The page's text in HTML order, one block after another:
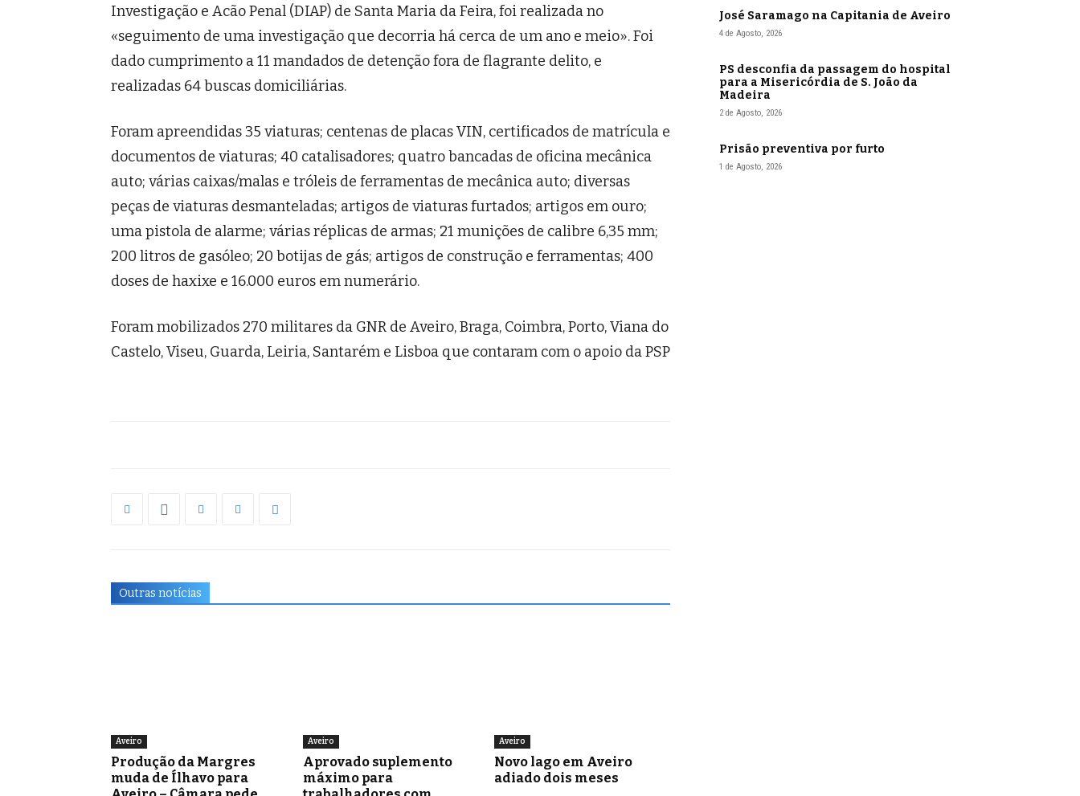
Investigação e Acão Penal (DIAP) de Santa Maria da Feira, foi realizada no
«seguimento de uma investigação que decorria há cerca de um ano e meio». Foi
dado cumprimento a 11 mandados de detenção fora de flagrante delito, e
realizadas 64 buscas domiciliárias.
Foram apreendidas 35 viaturas; centenas de placas VIN, certificados de matrícula e
documentos de viaturas; 40 catalisadores; quatro bancadas de oficina mecânica
auto; várias caixas/malas e tróleis de ferramentas de mecânica auto; diversas
peças de viaturas desmanteladas; artigos de viaturas furtados; artigos em ouro;
uma pistola de alarme; várias réplicas de armas; 21 munições de calibre 6,35 mm;
200 litros de gasóleo; 20 botijas de gás; artigos de construção e ferramentas; 400
doses de haxixe e 16.000 euros em numerário.
Foram mobilizados 270 militares da GNR de Aveiro, Braga, Coimbra, Porto, Viana do
Castelo, Viseu, Guarda, Leiria, Santarém e Lisboa que contaram com o apoio da PSP
Outras notícias
Aveiro
Produção da Margres
muda de Ílhavo para
Aveiro
Aprovado suplemento
máximo para
Aveiro
Novo lago em Aveiro
adiado dois meses
José Saramago na Capitania de Aveiro
4 de Agosto, 2026
PS desconfia da passagem do hospital
para a Misericórdia de S. João da
Madeira
2 de Agosto, 2026
Prisão preventiva por furto
1 de Agosto, 2026